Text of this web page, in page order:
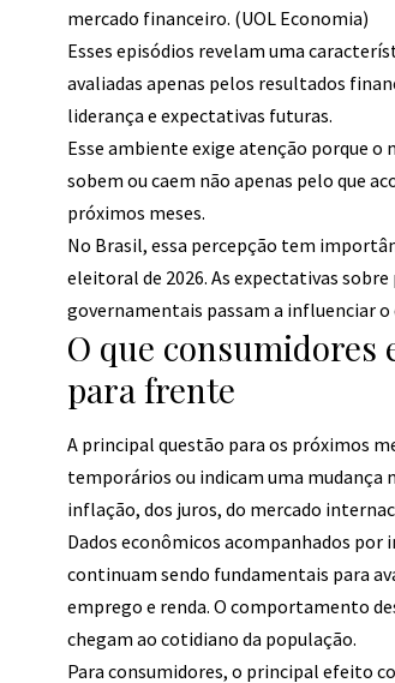
mercado financeiro. (UOL Economia)
Esses episódios revelam uma
avaliadas apenas pelos resultados
liderança e expectativas futuras.
Esse ambiente exige atenção porque o
sobem ou caem não apenas pelo que
próximos meses.
No Brasil, essa percepção tem
eleitoral de 2026. As expectativas
governamentais passam a influenciar
O que consumidores
para frente
A principal questão para os próximos
temporários ou indicam uma mudança
inflação, dos juros, do mercado
Dados econômicos acompanhados
continuam sendo fundamentais para
emprego e renda. O comportamento
chegam ao cotidiano da população.
Para consumidores, o principal efeito